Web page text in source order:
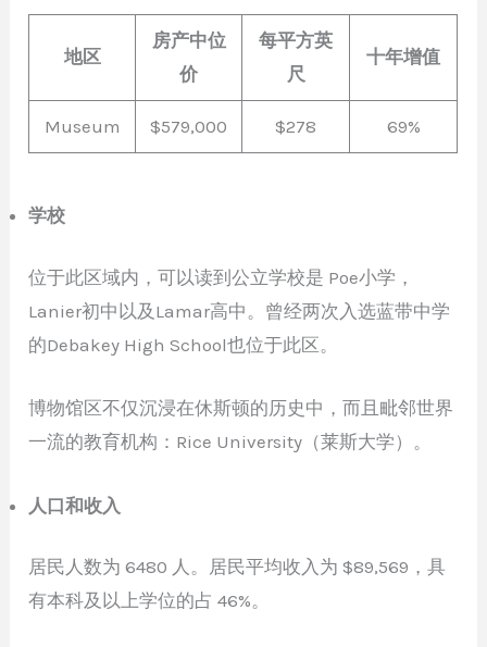
地区
房产中位
价
每平方英
尺
十年增值
Museum $579,000 $278 69%
学校
位于此区域内，可以读到公立学校是 Poe小学，
Lanier初中以及Lamar高中。曾经两次入选蓝带中学
的Debakey High School也位于此区。
博物馆区不仅沉浸在休斯顿的历史中，而且毗邻世界
一流的教育机构：Rice University（莱斯大学）。
人口和收入
居民人数为 6480 人。居民平均收入为 $89,569，具
有本科及以上学位的占 46%。